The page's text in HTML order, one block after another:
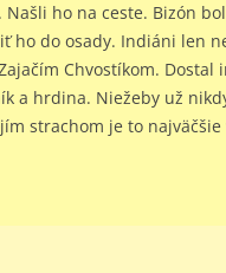
ho na ceste. Bizón
ho do osady. Indiáni len
Chvostíkom. Dostal
a hrdina. Niežeby už
strachom je to najväčšie